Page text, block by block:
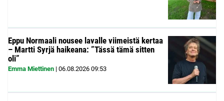
Eppu Normaali nousee lavalle viimeistä kertaa
– Martti Syrjä haikeana: ”Tässä tämä sitten
oli”
Emma Miettinen | 06.08.2026 09:53